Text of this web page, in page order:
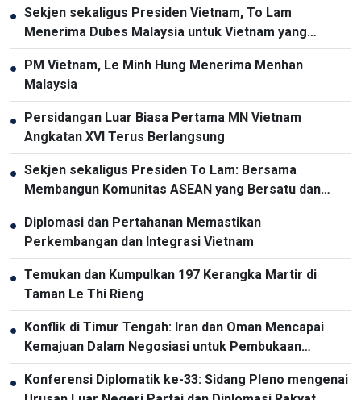
● Sekjen sekaligus Presiden Vietnam, To Lam
Menerima Dubes Malaysia untuk Vietnam yang
Berpamitan
● PM Vietnam, Le Minh Hung Menerima Menhan
Malaysia
● Persidangan Luar Biasa Pertama MN Vietnam
Angkatan XVI Terus Berlangsung
● Sekjen sekaligus Presiden To Lam: Bersama
Membangun Komunitas ASEAN yang Bersatu dan
Tangguh
● Diplomasi dan Pertahanan Memastikan
Perkembangan dan Integrasi Vietnam
● Temukan dan Kumpulkan 197 Kerangka Martir di
Taman Le Thi Rieng
● Konflik di Timur Tengah: Iran dan Oman Mencapai
Kemajuan Dalam Negosiasi untuk Pembukaan
Kembali Selat Hormuz
● Konferensi Diplomatik ke-33: Sidang Pleno mengenai